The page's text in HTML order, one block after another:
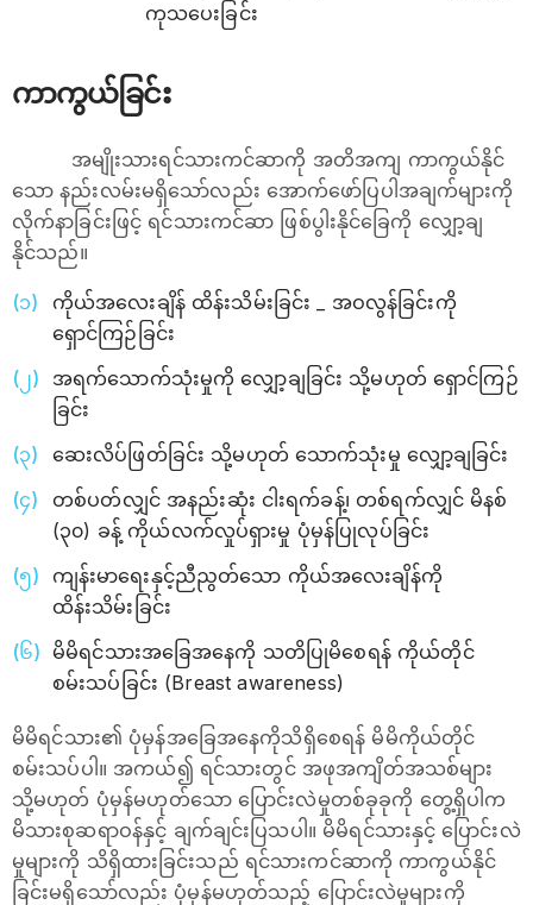
ကုသပေးခြင်း
ကာကွယ်ခြင်း
အမျိုးသားရင်သားကင်ဆာကို အတိအကျ ကာကွယ်နိုင်
သော နည်းလမ်းမရှိသော်လည်း အောက်ဖော်ပြပါအချက်များကို
လိုက်နာခြင်းဖြင့် ရင်သားကင်ဆာ ဖြစ်ပွါးနိုင်ခြေကို လျှော့ချ
နိုင်သည်။
ကိုယ်အလေးချိန် ထိန်းသိမ်းခြင်း _ အဝလွန်ခြင်းကို
ရှောင်ကြဉ်ခြင်း
အရက်သောက်သုံးမှုကို လျှော့ချခြင်း သို့မဟုတ် ရှောင်ကြဉ်
ခြင်း
ဆေးလိပ်ဖြတ်ခြင်း သို့မဟုတ် သောက်သုံးမှု လျှော့ချခြင်း
တစ်ပတ်လျှင် အနည်းဆုံး ငါးရက်ခန့်၊ တစ်ရက်လျှင် မိနစ်
(၃၀) ခန့် ကိုယ်လက်လှုပ်ရှားမှု ပုံမှန်ပြုလုပ်ခြင်း
ကျန်းမာရေးနှင့်ညီညွတ်သော ကိုယ်အလေးချိန်ကို
ထိန်းသိမ်းခြင်း
မိမိရင်သားအခြေအနေကို သတိပြုမိစေရန် ကိုယ်တိုင်
စမ်းသပ်ခြင်း (Breast awareness)
မိမိရင်သား၏ ပုံမှန်အခြေအနေကိုသိရှိစေရန် မိမိကိုယ်တိုင်
စမ်းသပ်ပါ။ အကယ်၍ ရင်သားတွင် အဖုအကျိတ်အသစ်များ
သို့မဟုတ် ပုံမှန်မဟုတ်သော ပြောင်းလဲမှုတစ်ခုခုကို တွေ့ရှိပါက
မိသားစုဆရာဝန်နှင့် ချက်ချင်းပြသပါ။ မိမိရင်သားနှင့် ပြောင်းလဲ
မှုများကို သိရှိထားခြင်းသည် ရင်သားကင်ဆာကို ကာကွယ်နိုင်
ခြင်းမရှိသော်လည်း ပုံမှန်မဟုတ်သည့် ပြောင်းလဲမှုများကို